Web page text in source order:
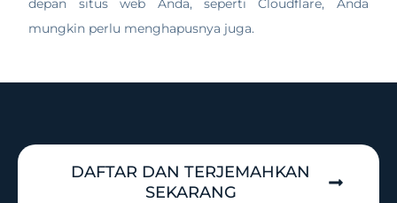
depan situs web Anda, seperti Cloudflare, Anda
mungkin perlu menghapusnya juga.
DAFTAR DAN TERJEMAHKAN
SEKARANG